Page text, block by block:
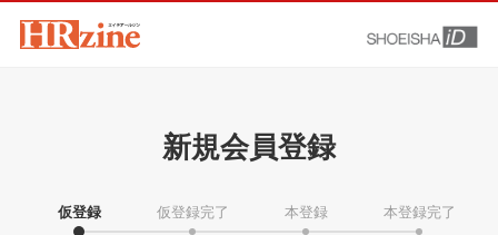
新規会員登録
仮登録 仮登録完了 本登録 本登録完了